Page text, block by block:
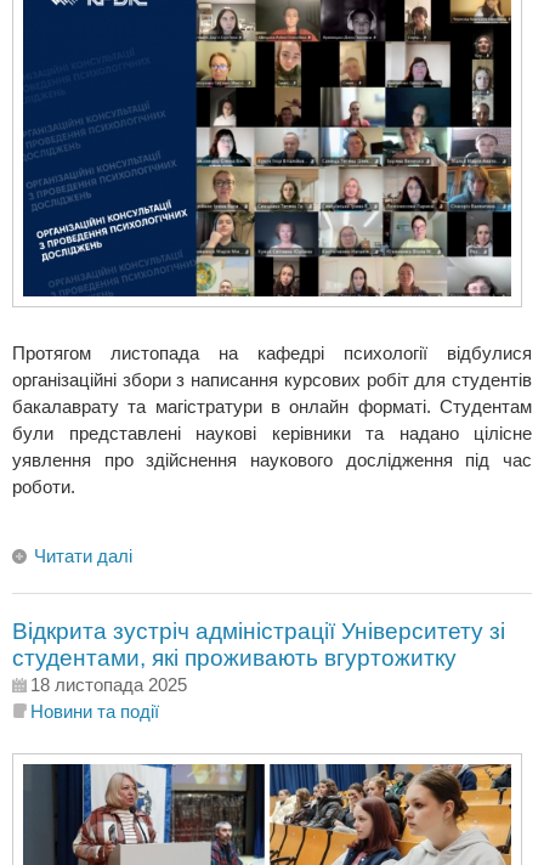
Протягом листопада на кафедрі психології відбулися
організаційні збори з написання курсових робіт для студентів
бакалаврату та магістратури в онлайн форматі. Студентам
були представлені наукові керівники та надано цілісне
уявлення про здійснення наукового дослідження під час
роботи.
Читати далі
Відкрита зустріч адміністрації Університету зі
студентами, які проживають вгуртожитку
18 листопада 2025
Новини та події